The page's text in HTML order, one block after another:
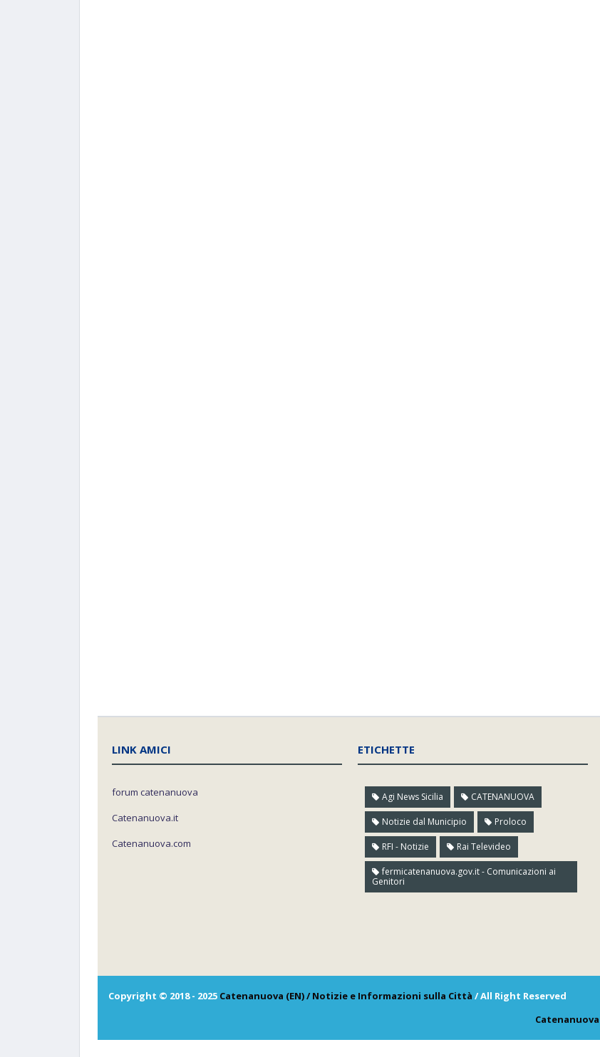
LINK AMICI
forum catenanuova
Catenanuova.it
Catenanuova.com
ETICHETTE
Agi News Sicilia CATENANUOVA
Notizie dal Municipio Proloco
RFI - Notizie Rai Televideo
fermicatenanuova.gov.it - Comunicazioni ai
Genitori
Copyright © 2018 - 2025 Catenanuova (EN) / Notizie e Informazioni sulla Città / All Right Reserved